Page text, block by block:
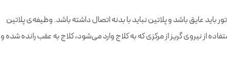
عایق باشد و پلاتین نباید با بدنه اتصال داشته باشد. وظیفه‌ی پلاتین
از نیروی گریز از مرکزی که به کلاج وارد می‌شود، کلاج به عقب رانده شده و